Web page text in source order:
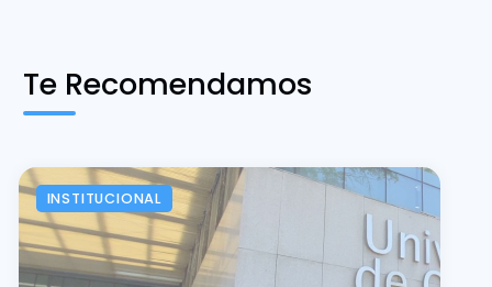
Te Recomendamos
INSTITUCIONAL